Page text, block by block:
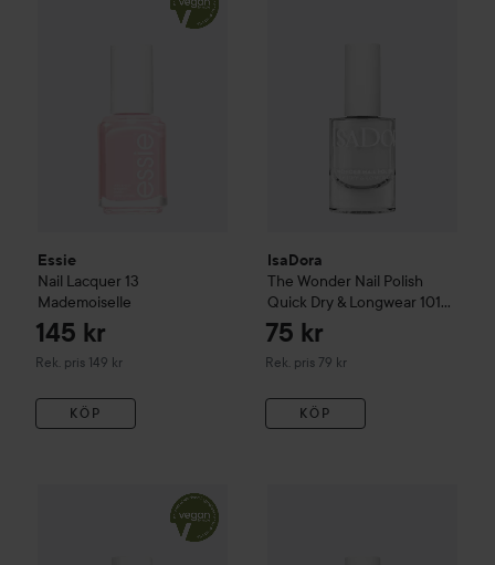
Essie
Nail Lacquer 13
Mademoiselle
145 kr
Rek. pris 149 kr
Rekommenderat pris 149 kr
KÖP
IsaDora
The Wonder Nail Polish
Quick Dry & Longwear 101
Simply White
75 kr
Rek. pris 79 kr
Rekommenderat pris 79 kr
KÖP
6 Ballet Slippers